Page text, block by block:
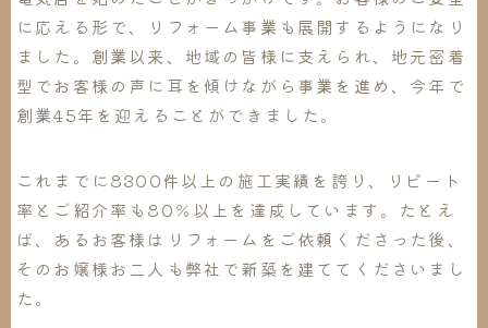
に応える形で、リフォーム事業も展開するようになり
ました。創業以来、地域の皆様に支えられ、地元密着
型でお客様の声に耳を傾けながら事業を進め、今年で
創業45年を迎えることができました。
これまでに8300件以上の施工実績を誇り、リピート
率とご紹介率も80％以上を達成しています。たとえ
ば、あるお客様はリフォームをご依頼くださった後、
そのお嬢様お二人も弊社で新築を建ててくださいまし
た。